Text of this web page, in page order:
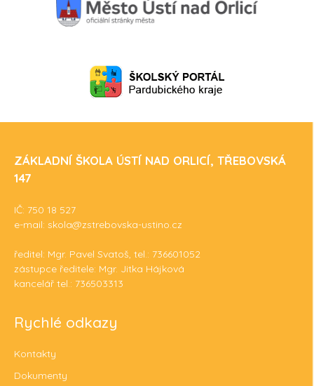
ZÁKLADNÍ ŠKOLA ÚSTÍ NAD ORLICÍ, TŘEBOVSKÁ
147
IČ: 750 18 527
e-mail: skola@zstrebovska-ustino.cz
ředitel: Mgr. Pavel Svatoš, tel.: 736601052
zástupce ředitele: Mgr. Jitka Hájková
kancelář tel.: 736503313
Rychlé odkazy
Kontakty
Dokumenty